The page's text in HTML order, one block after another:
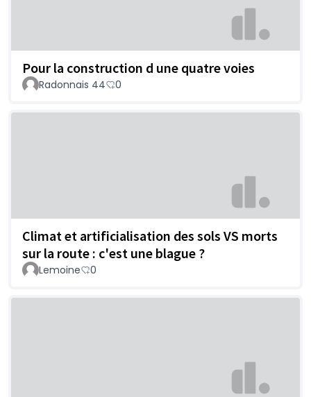
Pour la construction d une quatre voies
Radonnais 44 0
Climat et artificialisation des sols VS morts
sur la route : c'est une blague ?
Lemoine 0